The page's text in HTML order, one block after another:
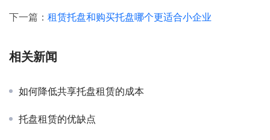
下一篇： 租赁托盘和购买托盘哪个更适合小企业
相关新闻
如何降低共享托盘租赁的成本
托盘租赁的优缺点